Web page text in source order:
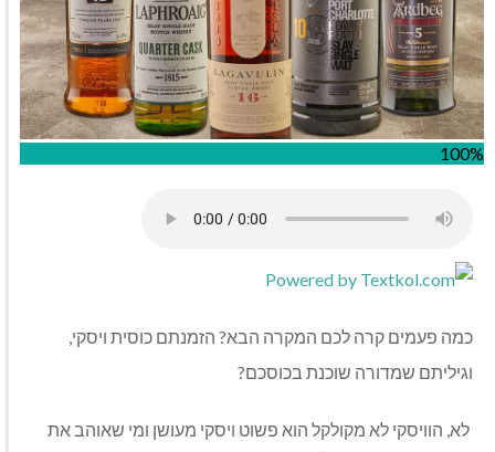
100%
כמה פעמים קרה לכם המקרה הבא? הזמנתם כוסית ויסקי,
וגיליתם שמדורה שוכנת בכוסכם?
לא, הוויסקי לא מקולקל הוא פשוט ויסקי מעושן ומי שאוהב את